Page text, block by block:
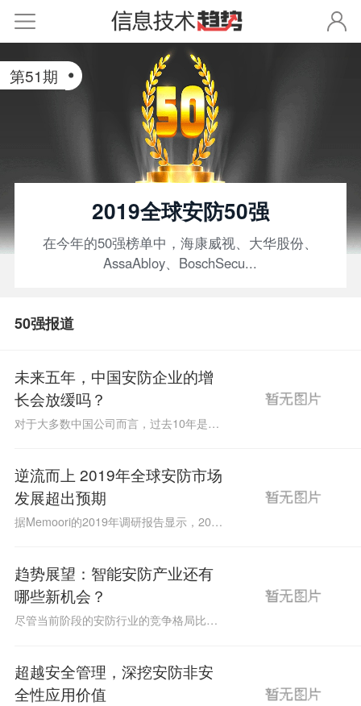
2019全球安防50强
在今年的50强榜单中，海康威视、大华股份、
AssaAbloy、BoschSecu...
第51期
50强报道
未来五年，中国安防企业的增
长会放缓吗？
对于大多数中国公司而言，过去10年是增长最快的时期。但美国发布的禁令开始阻碍中国安防企业在美国以及其他一些国家的发展，不禁让人开始思考，未来五年他们还能继续呈现指数级增长吗？
逆流而上 2019年全球安防市场
发展超出预期
据Memoori的2019年调研报告显示，2019年全球物理安全产品总值343.1亿美元，比2018年增长8.5％，过去五年的年复合增长率达7.24％。
趋势展望：智能安防产业还有
哪些新机会？
尽管当前阶段的安防行业的竞争格局比以往任何时候都更为激烈，但对于厂商而言，市场上仍然存在很多机会可以抓住，因为在人工智能、物联网等技术的深化应用下，AIOT化的安防解决方案能够满足用户更为个性化、智能化的应用需求。这些机会包括人工智能、边缘计算、网络安全以及一系列其他先进技术，本文将对此做简要阐述。、
超越安全管理，深挖安防非安
全性应用价值